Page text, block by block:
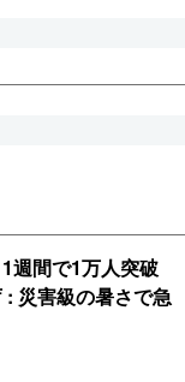
週間で1万人突破
災害級の暑さで急